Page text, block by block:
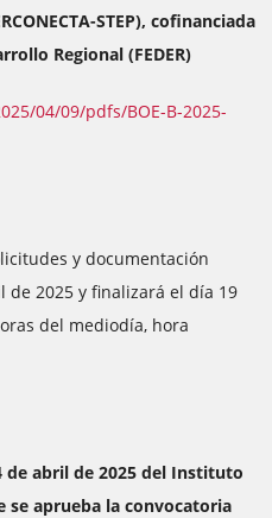
STEP), cofinanciada
Regional (FEDER)
04/09/pdfs/BOE-B-2025-
y documentación
de 2025 y finalizará el día 19
del mediodía, hora
de abril de 2025 del Instituto
se aprueba la convocatoria